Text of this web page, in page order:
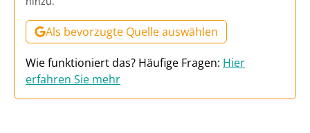
Als bevorzugte Quelle auswählen
Wie funktioniert das? Häufige Fragen: Hier
erfahren Sie mehr